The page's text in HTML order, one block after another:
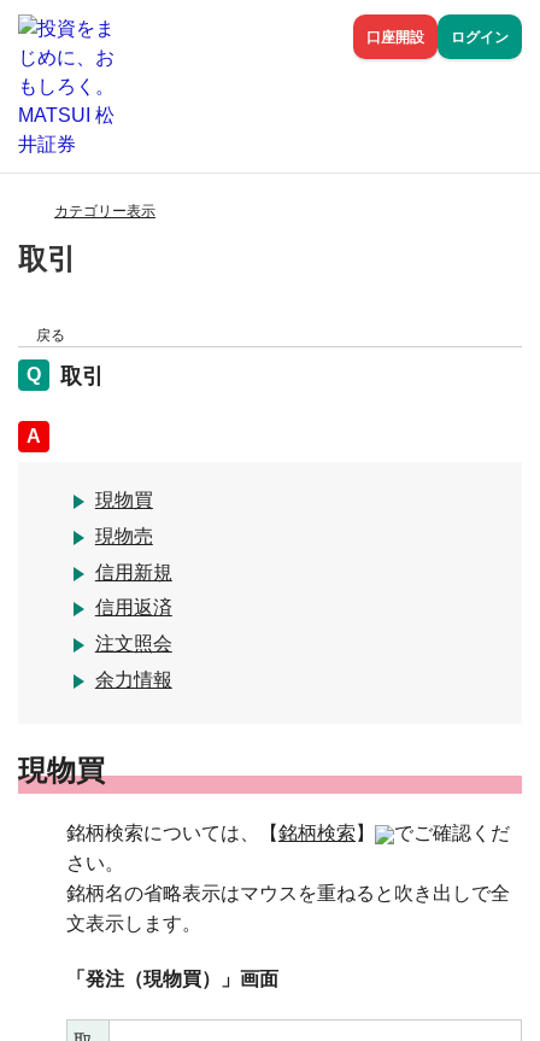
口座開設 ログイン
カテゴリー表示
取引
戻る
取引
回答
現物買
現物売
信用新規
信用返済
注文照会
余力情報
現物買
銘柄検索については、【銘柄検索 】
でご確認くだ
さい。
銘柄名の省略表示はマウスを重ねると吹き出しで全
文表示します。
「発注（現物買）」画面